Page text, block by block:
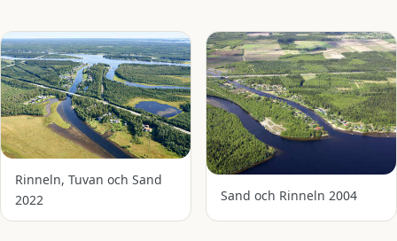
Rinneln, Tuvan och Sand
2022
Sand och Rinneln 2004